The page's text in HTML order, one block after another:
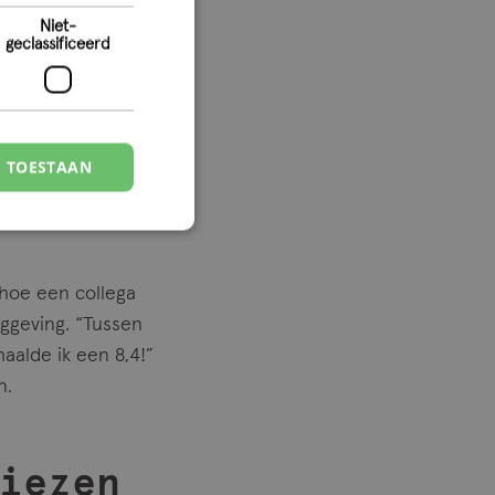
maar ook om
me om
een collega
“Tussen
ik een 8,4!”
Niet-
geclassificeerd
TOESTAAN